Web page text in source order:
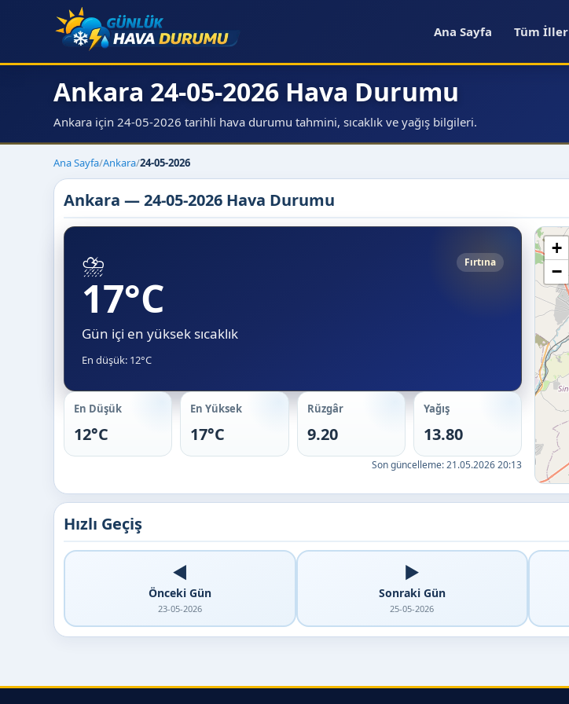
Ana Sayfa Tüm İller
Ankara 24-05-2026 Hava Durumu
Ankara için 24-05-2026 tarihli hava durumu tahmini, sıcaklık ve yağış bilgileri.
Ana Sayfa/Ankara/24-05-2026
Ankara — 24-05-2026 Hava Durumu
⛈️ Fırtına
17°C
Gün içi en yüksek sıcaklık
En düşük: 12°C
En Düşük
12°C
En Yüksek
17°C
Rüzgâr
9.20
Yağış
13.80
Son güncelleme:21.05.2026 20:13
+
−
Hızlı Geçiş
◀️
Önceki Gün
23-05-2026
▶️
Sonraki Gün
25-05-2026